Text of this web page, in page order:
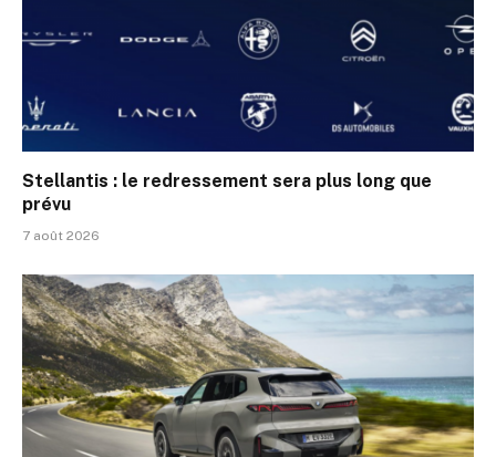
Stellantis : le redressement sera plus long que
prévu
7 août 2026